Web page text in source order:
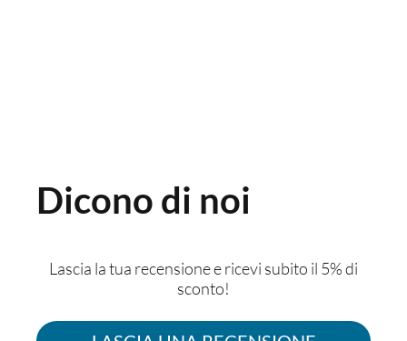
Dicono di noi
Lascia la tua recensione e ricevi subito il 5% di
sconto!